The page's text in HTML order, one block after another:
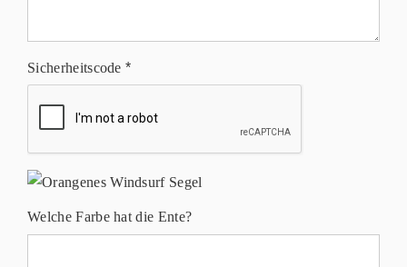
Sicherheitscode
Welche Farbe hat die Ente?